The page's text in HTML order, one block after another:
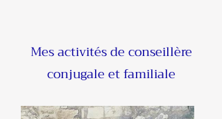
Mes activités de conseillère
conjugale et familiale